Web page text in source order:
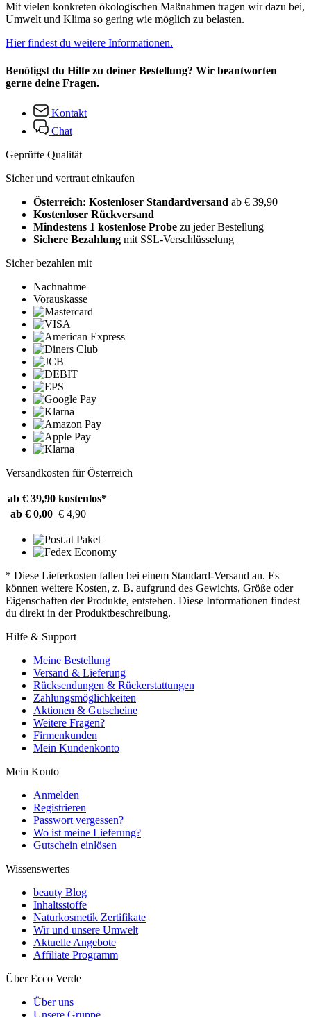
Mit vielen konkreten ökologischen Maßnahmen tragen wir dazu bei,
Umwelt und Klima so gering wie möglich zu belasten.
Hier findest du weitere Informationen.
Benötigst du Hilfe zu deiner Bestellung? Wir beantworten
gerne deine Fragen.
Kontakt
Chat
Geprüfte Qualität
Sicher und vertraut einkaufen
Österreich: Kostenloser Standardversand ab € 39,90
Kostenloser Rückversand
Mindestens 1 kostenlose Probe zu jeder Bestellung
Sichere Bezahlung mit SSL-Verschlüsselung
Sicher bezahlen mit
Nachnahme
Vorauskasse
Versandkosten für Österreich
ab € 39,90 kostenlos*
ab € 0,00 € 4,90
* Diese Lieferkosten fallen bei einem Standard-Versand an. Es
können weitere Kosten, z. B. aufgrund des Gewichts, Größe oder
Eigenschaften der Produkte, entstehen. Diese Informationen findest
du direkt in der Produktbeschreibung.
Hilfe & Support
Meine Bestellung
Versand & Lieferung
Rücksendungen & Rückerstattungen
Zahlungsmöglichkeiten
Aktionen & Gutscheine
Weitere Fragen?
Firmenkunden
Mein Kundenkonto
Mein Konto
Anmelden
Registrieren
Passwort vergessen?
Wo ist meine Lieferung?
Gutschein einlösen
Wissenswertes
beauty Blog
Inhaltsstoffe
Naturkosmetik Zertifikate
Wir und unsere Umwelt
Aktuelle Angebote
Affiliate Programm
Über Ecco Verde
Über uns
Unsere Gruppe